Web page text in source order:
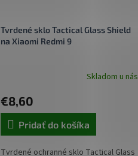
Tvrdené sklo Tactical Glass Shield
na Xiaomi Redmi 9
Skladom u nás
€8,60
Pridať do košíka
Tvrdené ochranné sklo Tactical Glass